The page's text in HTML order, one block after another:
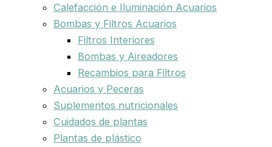
Calefacción e Iluminación Acuarios
Bombas y Filtros Acuarios
Filtros Interiores
Bombas y Aireadores
Recambios para Filtros
Acuarios y Peceras
Suplementos nutricionales
Cuidados de plantas
Plantas de plástico